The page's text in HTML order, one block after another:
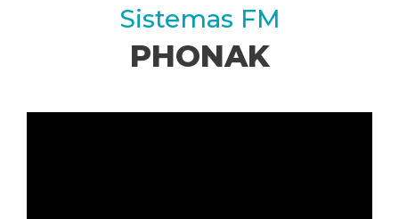
Sistemas FM
PHONAK